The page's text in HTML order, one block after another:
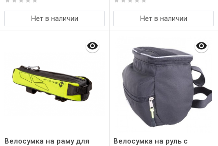
Нет в наличии Нет в наличии
Велосумка на раму для
Велосумка на руль с